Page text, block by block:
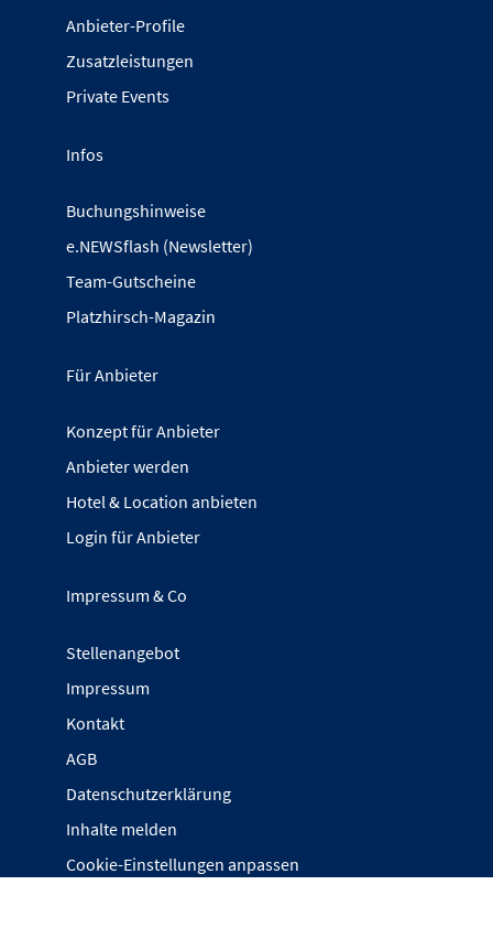
Anbieter-Profile
Zusatzleistungen
Private Events
Infos
Buchungshinweise
e.NEWSflash (Newsletter)
Team-Gutscheine
Platzhirsch-Magazin
Für Anbieter
Konzept für Anbieter
Anbieter werden
Hotel & Location anbieten
Login für Anbieter
Impressum & Co
Stellenangebot
Impressum
Kontakt
AGB
Datenschutzerklärung
Inhalte melden
Cookie-Einstellungen anpassen